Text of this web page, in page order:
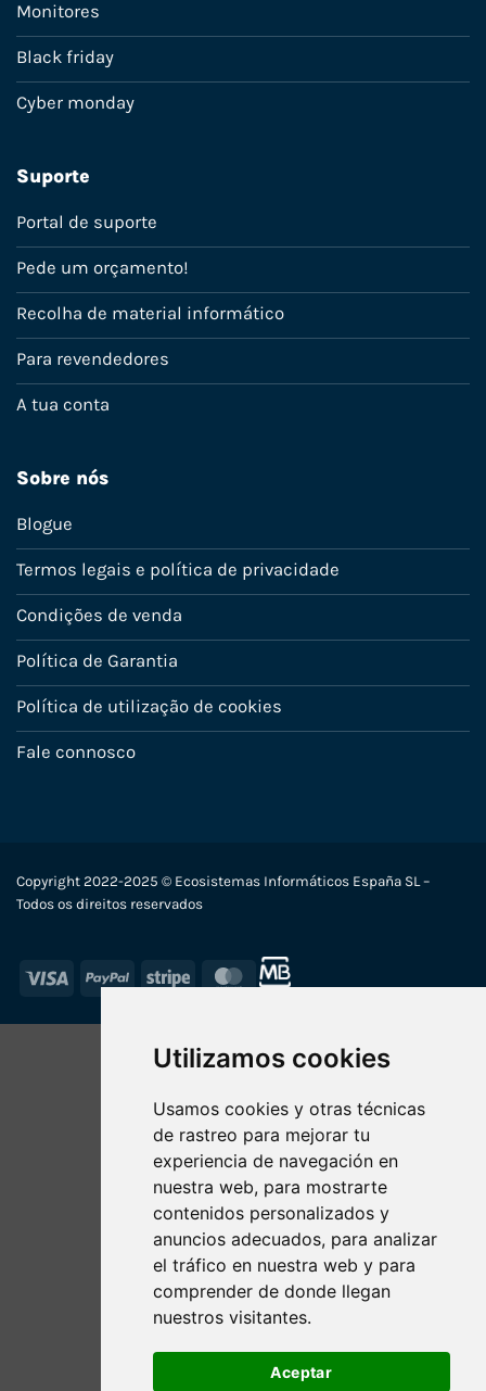
Utilizamos cookies
Usamos cookies y otras técnicas
de rastreo para mejorar tu
experiencia de navegación en
nuestra web, para mostrarte
contenidos personalizados y
anuncios adecuados, para analizar
el tráfico en nuestra web y para
comprender de donde llegan
nuestros visitantes.
Aceptar
Monitores
Black friday
Cyber monday
Suporte
Portal de suporte
Pede um orçamento!
Recolha de material informático
Para revendedores
A tua conta
Sobre nós
Blogue
Termos legais e política de privacidade
Condições de venda
Política de Garantia
Política de utilização de cookies
Fale connosco
Copyright 2022-2025 © Ecosistemas Informáticos España SL –
Todos os direitos reservados
Visa PayPal Stripe MasterCard